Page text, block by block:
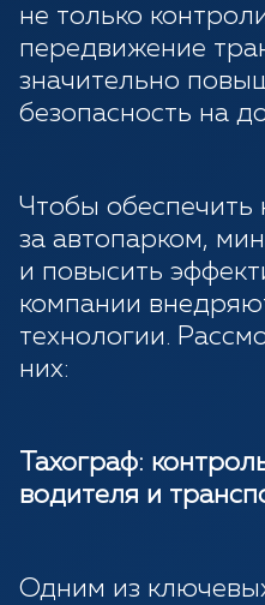
не только
передвижение
значительно
безопасность на
Чтобы
за автопарком,
и повысить
компании
технологии.
них:
Тахограф:
водителя и
Одним из